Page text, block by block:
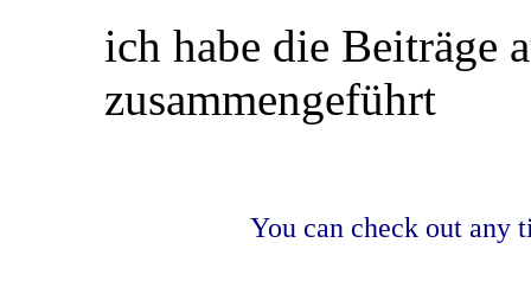
ich habe die Beiträge
zusammengeführt
You can check out any